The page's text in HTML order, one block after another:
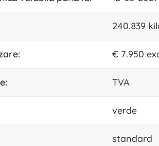
240.839
€ 7.950
TVA
verde
standard